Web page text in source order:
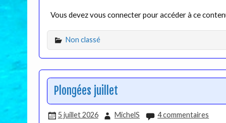
Vous devez vous connecter pour accéder à ce
Non classé
Plongées juillet
5 juillet 2026 MichelS 4 commentaires